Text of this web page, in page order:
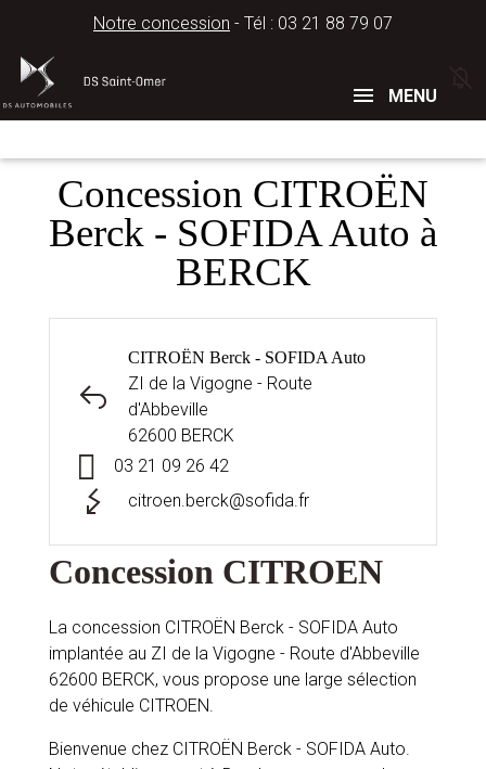
Notre concession - Tél : 03 21 88 79 07
Concessions
MENU
Concession CITROËN
Berck - SOFIDA Auto à
BERCK
CITROËN Berck - SOFIDA Auto
ZI de la Vigogne - Route
d'Abbeville
62600 BERCK
03 21 09 26 42
citroen.berck@sofida.fr
Concession CITROEN
La concession CITROËN Berck - SOFIDA Auto
implantée au ZI de la Vigogne - Route d'Abbeville
62600 BERCK, vous propose une large sélection
de véhicule CITROEN.
Bienvenue chez CITROËN Berck - SOFIDA Auto.